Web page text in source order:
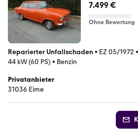
7.499 €
Ohne Bewertung
Reparierter Unfallschaden• EZ 05/1972 •
44 kW (60 PS) • Benzin
Privatanbieter
31036 Eime